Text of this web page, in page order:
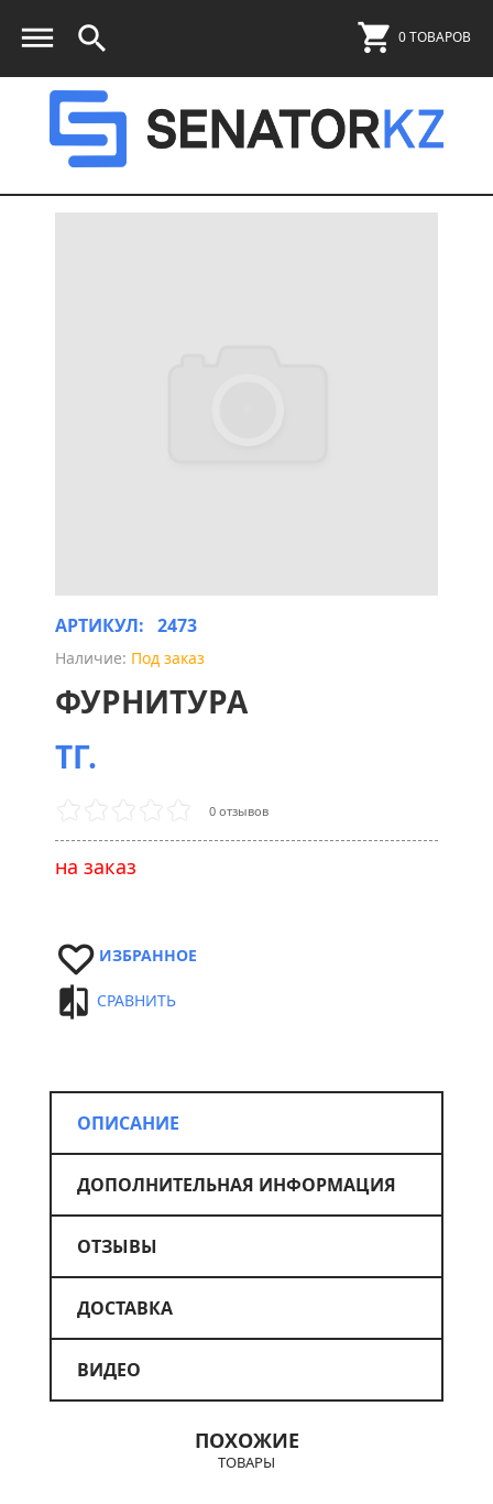
0 ТОВАРОВ
АРТИКУЛ: 2473
Наличие: Под заказ
ФУРНИТУРА
ТГ.
0 отзывов
на заказ
ИЗБРАННОЕ
СРАВНИТЬ
ОПИСАНИЕ
ДОПОЛНИТЕЛЬНАЯ ИНФОРМАЦИЯ
ОТЗЫВЫ
ДОСТАВКА
ВИДЕО
ПОХОЖИЕ
ТОВАРЫ